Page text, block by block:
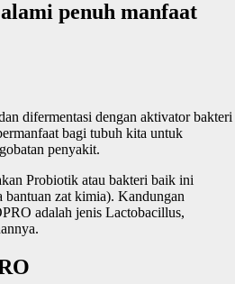
penuh manfaat
difermentasi dengan aktivator bakteri
bagi tubuh kita untuk
penyakit.
Probiotik atau bakteri baik ini
bantuan zat kimia). Kandungan
adalah jenis Lactobacillus,